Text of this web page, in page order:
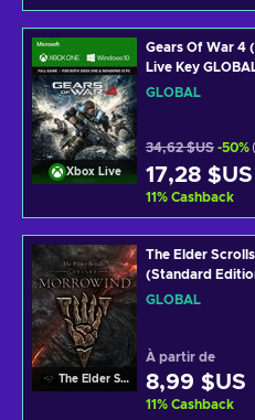
Xbox Live
Gears Of War 4
Live Key
GLOBAL
34,62 $US -50%
17,28 $US
11% Cashback
The Elder Scrolls Online
The Elder
(Standard
GLOBAL
GLOBAL
À partir de
8,99 $US
11% Cashback